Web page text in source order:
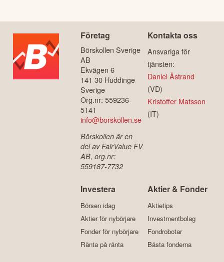
Företag
Börskollen Sverige
AB
Ekvägen 6
141 30 Huddinge
Sverige
Org.nr: 559236-
5141
info@borskollen.se
Börskollen är en
del av FairValue FV
AB, org.nr:
559187-7732
Kontakta oss
Ansvariga för
tjänsten:
Daniel Åstrand
(VD)
Kristoffer Matsson
(IT)
Investera
Börsen idag
Aktier för nybörjare
Fonder för nybörjare
Ränta på ränta
Aktier & Fonder
Aktietips
Investmentbolag
Fondrobotar
Bästa fonderna